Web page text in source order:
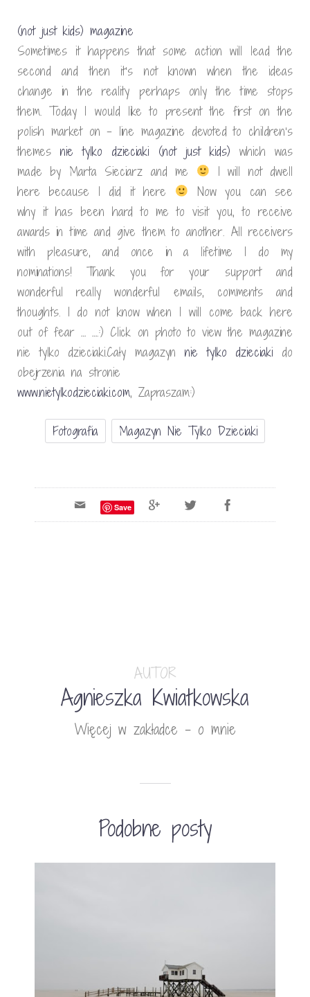
(not just kids) magazine
Sometimes it happens that some action will lead the
second and then it’s not known when the ideas
change in the reality perhaps only the time stops
them. Today I would like to present the first on the
polish market on – line magazine devoted to children’s
themesnie tylko dzieciaki (not just kids) which was
made by Marta Sieciarz and me
I will not dwell
here because I did it here
Now you can see
why it has been hard to me to visit you, to receive
awards in time and give them to another. All receivers
with pleasure, and once in a lifetime I do my
nominations! Thank you for your support and
wonderful really wonderful emails, comments and
thoughts. I do not know when I will come back here
out of fear … ….:) Click on photo to view the magazine
nie tylko dzieciaki.Cały magazyn nie tylko dzieciaki do
obejrzenia na stronie
www.nietylkodzieciaki.com, Zapraszam:)
Fotografia Magazyn Nie Tylko Dzieciaki
Save
AUTOR
Agnieszka Kwiatkowska
Więcej w zakładce - o mnie
Podobne posty